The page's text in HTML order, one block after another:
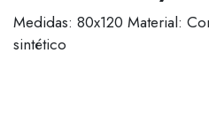
Medidas: 80x120 Material:
sintético